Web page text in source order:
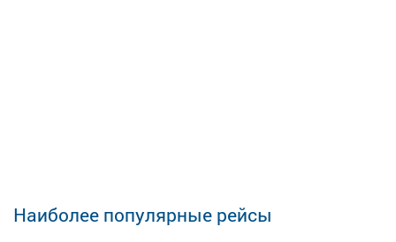
Наиболее популярные рейсы